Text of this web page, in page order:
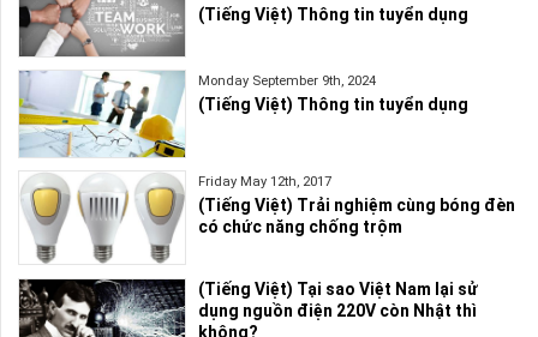
(Tiếng Việt) Thông tin tuyển dụng
Monday September 9th, 2024
(Tiếng Việt) Thông tin tuyển dụng
Friday May 12th, 2017
(Tiếng Việt) Trải nghiệm cùng bóng đèn
có chức năng chống trộm
(Tiếng Việt) Tại sao Việt Nam lại sử
dụng nguồn điện 220V còn Nhật thì
không?